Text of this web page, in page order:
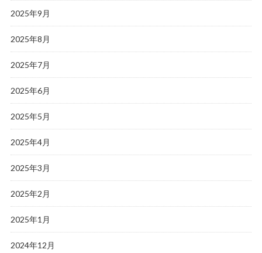
2025年9月
2025年8月
2025年7月
2025年6月
2025年5月
2025年4月
2025年3月
2025年2月
2025年1月
2024年12月